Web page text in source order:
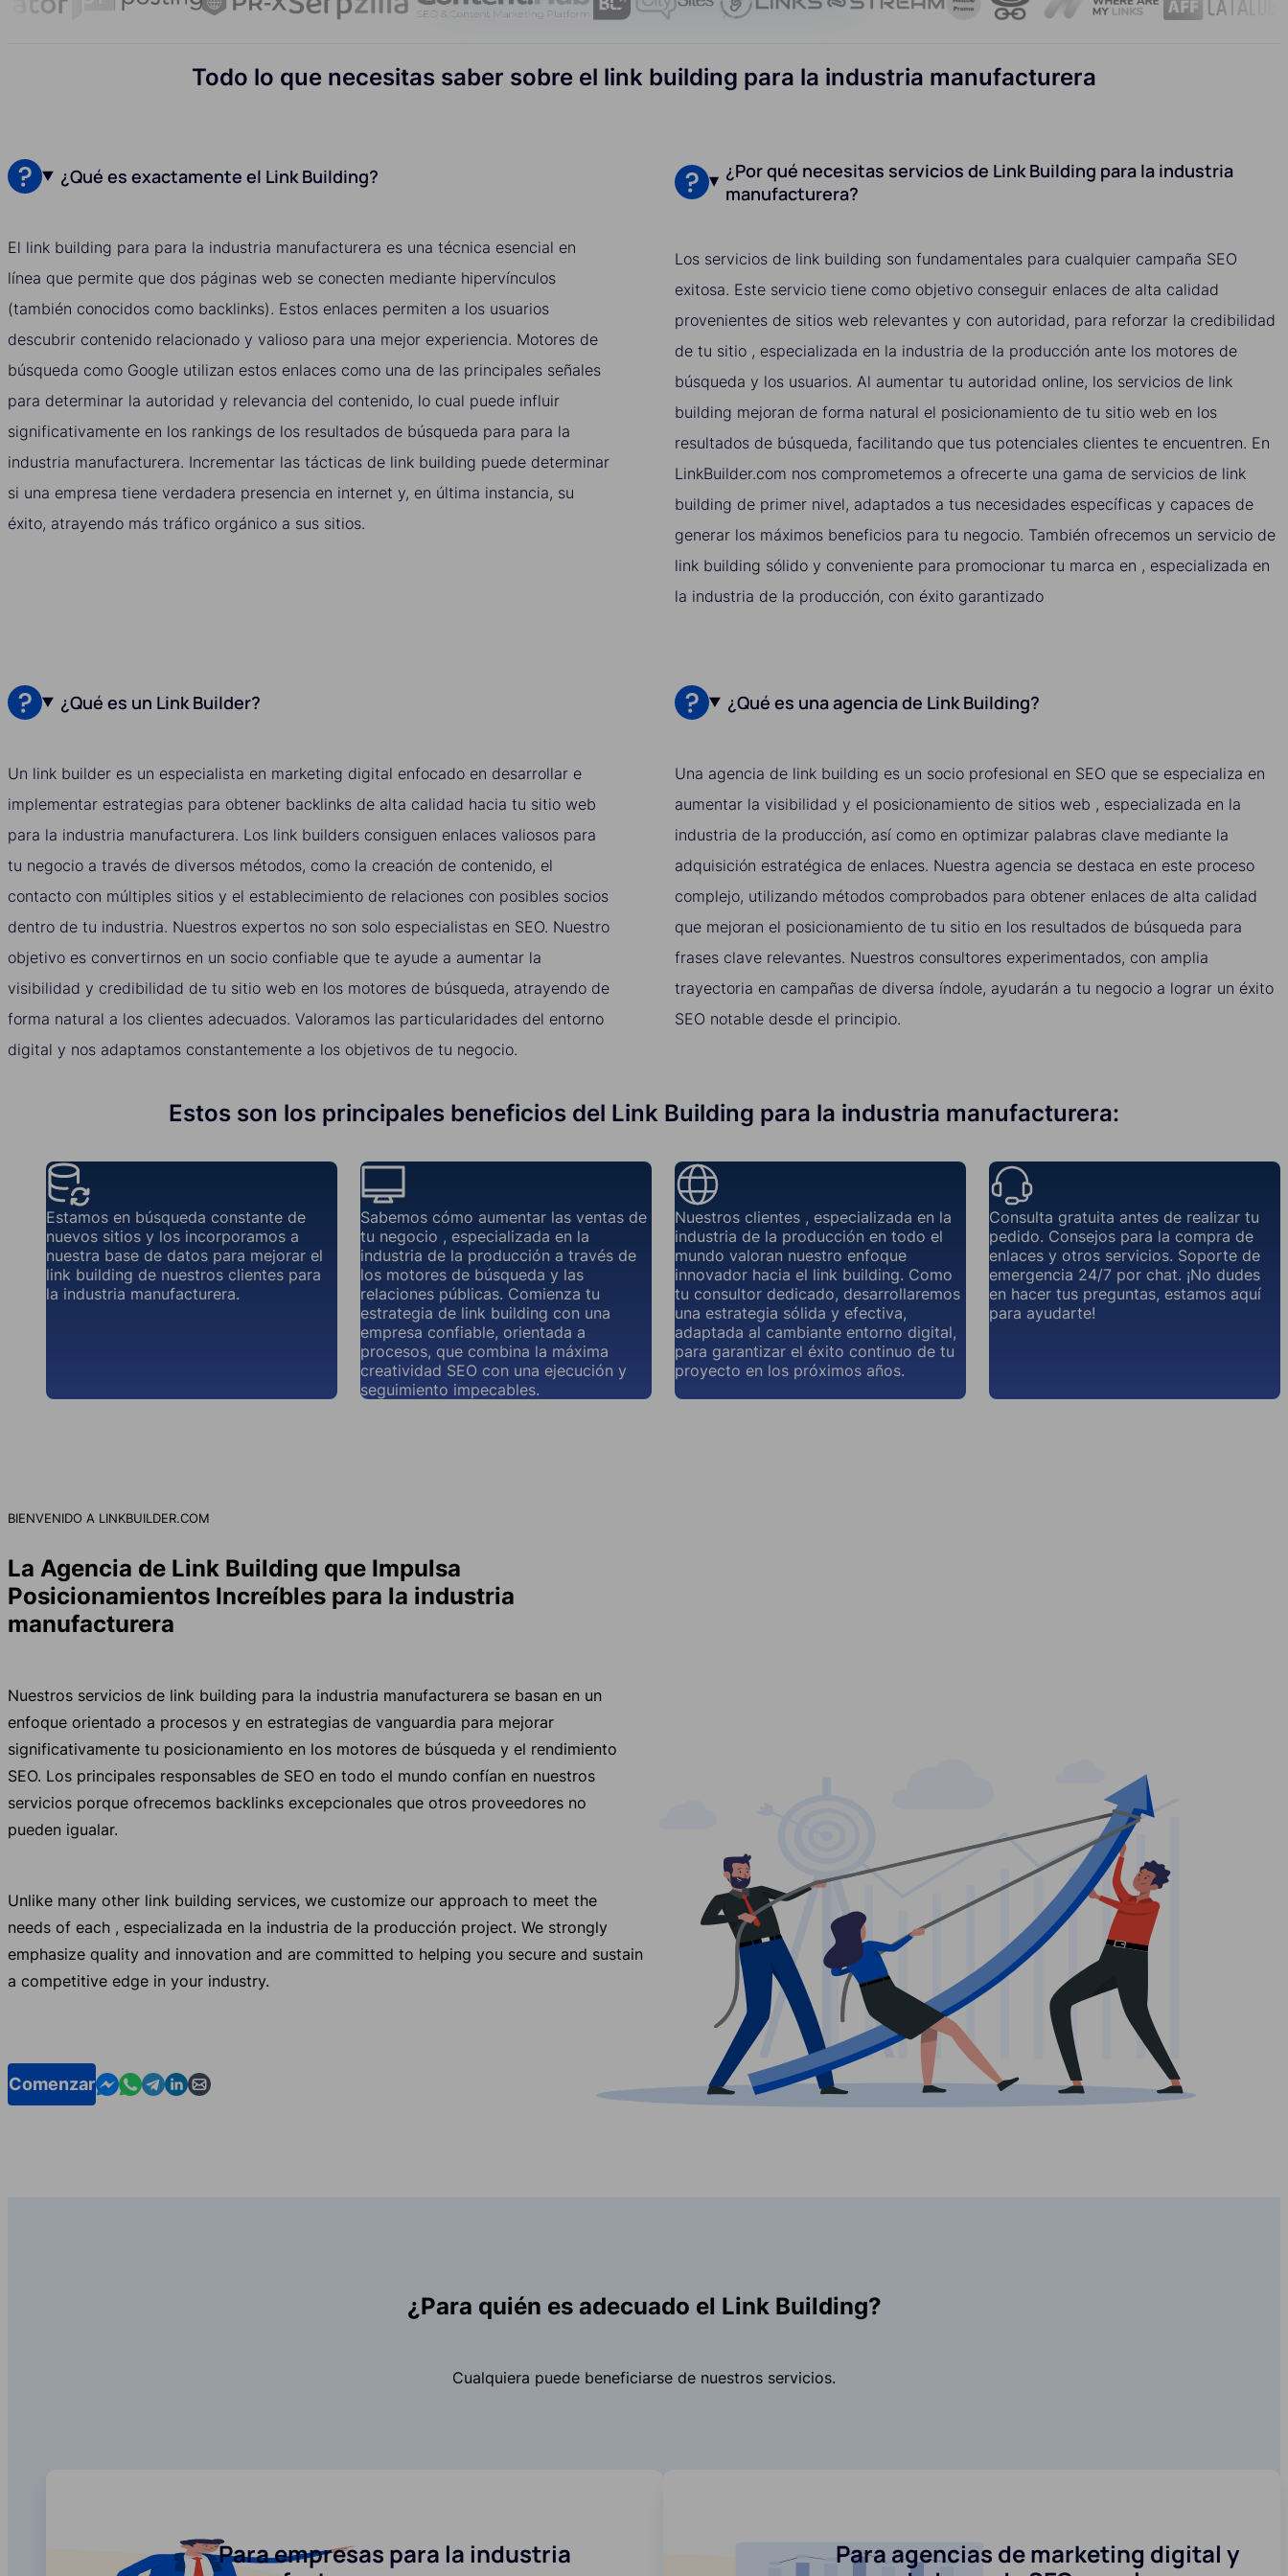
Todo lo que necesitas saber sobre el link building para la industria manufacturera
¿Qué es exactamente el Link Building?
El link building para para la industria manufacturera es una técnica esencial en
línea que permite que dos páginas web se conecten mediante hipervínculos
(también conocidos como backlinks). Estos enlaces permiten a los usuarios
descubrir contenido relacionado y valioso para una mejor experiencia. Motores de
búsqueda como Google utilizan estos enlaces como una de las principales señales
para determinar la autoridad y relevancia del contenido, lo cual puede influir
significativamente en los rankings de los resultados de búsqueda para para la
industria manufacturera. Incrementar las tácticas de link building puede determinar
si una empresa tiene verdadera presencia en internet y, en última instancia, su
éxito, atrayendo más tráfico orgánico a sus sitios.
¿Por qué necesitas servicios de Link Building para la industria
manufacturera?
Los servicios de link building son fundamentales para cualquier campaña SEO
exitosa. Este servicio tiene como objetivo conseguir enlaces de alta calidad
provenientes de sitios web relevantes y con autoridad, para reforzar la credibilidad
de tu sitio , especializada en la industria de la producción ante los motores de
búsqueda y los usuarios. Al aumentar tu autoridad online, los servicios de link
building mejoran de forma natural el posicionamiento de tu sitio web en los
resultados de búsqueda, facilitando que tus potenciales clientes te encuentren. En
LinkBuilder.com nos comprometemos a ofrecerte una gama de servicios de link
building de primer nivel, adaptados a tus necesidades específicas y capaces de
generar los máximos beneficios para tu negocio. También ofrecemos un servicio de
link building sólido y conveniente para promocionar tu marca en , especializada en
la industria de la producción, con éxito garantizado
¿Qué es un Link Builder?
Un link builder es un especialista en marketing digital enfocado en desarrollar e
implementar estrategias para obtener backlinks de alta calidad hacia tu sitio web
para la industria manufacturera. Los link builders consiguen enlaces valiosos para
tu negocio a través de diversos métodos, como la creación de contenido, el
contacto con múltiples sitios y el establecimiento de relaciones con posibles socios
dentro de tu industria. Nuestros expertos no son solo especialistas en SEO. Nuestro
objetivo es convertirnos en un socio confiable que te ayude a aumentar la
visibilidad y credibilidad de tu sitio web en los motores de búsqueda, atrayendo de
forma natural a los clientes adecuados. Valoramos las particularidades del entorno
digital y nos adaptamos constantemente a los objetivos de tu negocio.
¿Qué es una agencia de Link Building?
Una agencia de link building es un socio profesional en SEO que se especializa en
aumentar la visibilidad y el posicionamiento de sitios web , especializada en la
industria de la producción, así como en optimizar palabras clave mediante la
adquisición estratégica de enlaces. Nuestra agencia se destaca en este proceso
complejo, utilizando métodos comprobados para obtener enlaces de alta calidad
que mejoran el posicionamiento de tu sitio en los resultados de búsqueda para
frases clave relevantes. Nuestros consultores experimentados, con amplia
trayectoria en campañas de diversa índole, ayudarán a tu negocio a lograr un éxito
SEO notable desde el principio.
Estos son los principales beneficios del Link Building para la industria manufacturera:
Estamos en búsqueda constante de
nuevos sitios y los incorporamos a
nuestra base de datos para mejorar el
link building de nuestros clientes para
la industria manufacturera.
Sabemos cómo aumentar las ventas de
tu negocio , especializada en la
industria de la producción a través de
los motores de búsqueda y las
relaciones públicas. Comienza tu
estrategia de link building con una
empresa confiable, orientada a
procesos, que combina la máxima
creatividad SEO con una ejecución y
seguimiento impecables.
Nuestros clientes , especializada en la
industria de la producción en todo el
mundo valoran nuestro enfoque
innovador hacia el link building. Como
tu consultor dedicado, desarrollaremos
una estrategia sólida y efectiva,
adaptada al cambiante entorno digital,
para garantizar el éxito continuo de tu
proyecto en los próximos años.
Consulta gratuita antes de realizar tu
pedido. Consejos para la compra de
enlaces y otros servicios. Soporte de
emergencia 24/7 por chat. ¡No dudes
en hacer tus preguntas, estamos aquí
para ayudarte!
BIENVENIDO A LINKBUILDER.COM
La Agencia de Link Building que Impulsa
Posicionamientos Increíbles para la industria
manufacturera
Nuestros servicios de link building para la industria manufacturera se basan en un
enfoque orientado a procesos y en estrategias de vanguardia para mejorar
significativamente tu posicionamiento en los motores de búsqueda y el rendimiento
SEO. Los principales responsables de SEO en todo el mundo confían en nuestros
servicios porque ofrecemos backlinks excepcionales que otros proveedores no
pueden igualar.
Unlike many other link building services, we customize our approach to meet the
needs of each , especializada en la industria de la producción project. We strongly
emphasize quality and innovation and are committed to helping you secure and sustain
a competitive edge in your industry.
ComenzarContact us in Messenger
Contact us in WhatsApp
Contact us in Telegram
Contact us in Linkedin
Contact us by email
¿Para quién es adecuado el Link Building?
Cualquiera puede beneficiarse de nuestros servicios.
Para empresas para la industria
Para agencias de marketing digital y